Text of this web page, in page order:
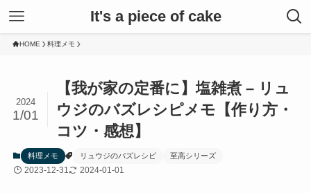
It's a piece of cake
HOME 料理メモ
【我が家の定番に】塩雑煮 – リュ
ウジのバズレシピメモ【作り方・
コツ・感想】
2024
1/01
料理メモ リュウジのバズレシピ 至高シリーズ
2023-12-31 2024-01-01